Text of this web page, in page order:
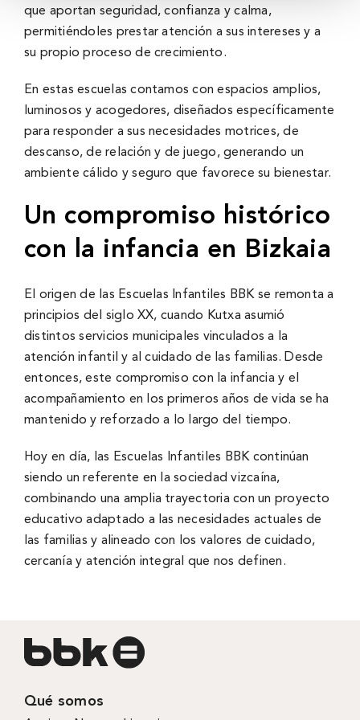
que aportan seguridad, confianza y calma,
permitiéndoles prestar atención a sus intereses y a
su propio proceso de crecimiento.
En estas escuelas contamos con espacios amplios,
luminosos y acogedores, diseñados específicamente
para responder a sus necesidades motrices, de
descanso, de relación y de juego, generando un
ambiente cálido y seguro que favorece su bienestar.
Un compromiso histórico
con la infancia en Bizkaia
El origen de las Escuelas Infantiles BBK se remonta a
principios del siglo XX, cuando Kutxa asumió
distintos servicios municipales vinculados a la
atención infantil y al cuidado de las familias. Desde
entonces, este compromiso con la infancia y el
acompañamiento en los primeros años de vida se ha
mantenido y reforzado a lo largo del tiempo.
Hoy en día, las Escuelas Infantiles BBK continúan
siendo un referente en la sociedad vizcaína,
combinando una amplia trayectoria con un proyecto
educativo adaptado a las necesidades actuales de
las familias y alineado con los valores de cuidado,
cercanía y atención integral que nos definen.
Qué somos